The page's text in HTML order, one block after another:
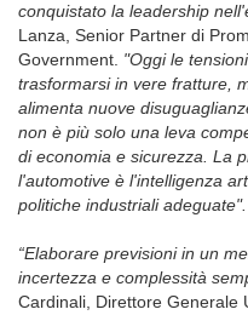
conquistato la leadership
Lanza, Senior Partner di
Government. "Oggi le
trasformarsi in vere fratture,
alimenta nuove
non è più solo una leva
di economia e sicurezza. La
l'automotive è l'intelligenza
politiche industriali adeguate".
“Elaborare previsioni in un
incertezza e complessità
Cardinali, Direttore Generale